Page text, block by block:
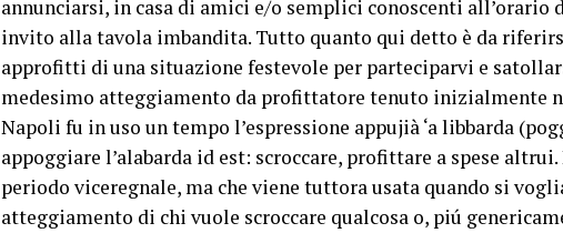
annunciarsi, in casa di amici e/o semplici conoscenti all’orario
invito alla tavola imbandita. Tutto quanto qui detto è da
approfitti di una situazione festevole per parteciparvi e
medesimo atteggiamento da profittatore tenuto inizialmente
Napoli fu in uso un tempo l’espressione appujià ‘a libbarda
appoggiare l’alabarda id est: scroccare, profittare a spese
periodo viceregnale, ma che viene tuttora usata quando si
atteggiamento di chi vuole scroccare qualcosa o, piú